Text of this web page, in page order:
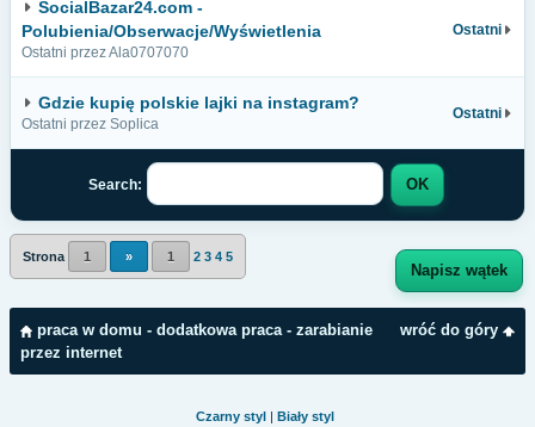
SocialBazar24.com -
Polubienia/Obserwacje/Wyświetlenia
Ostatni przez Ala0707070
Ostatni
Gdzie kupię polskie lajki na instagram?
Ostatni przez Soplica
Ostatni
Search:
Strona 1 » 1 2 3 4 5
Napisz wątek
wróć do góry
praca w domu - dodatkowa praca - zarabianie
przez internet
Czarny styl | Biały styl